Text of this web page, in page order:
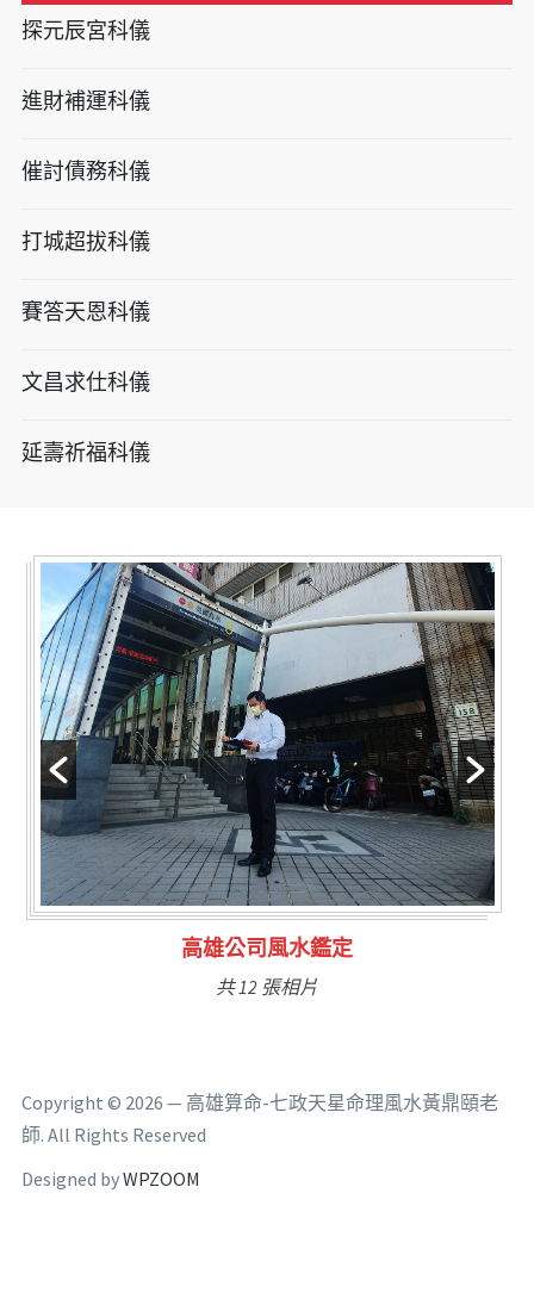
探元辰宮科儀
進財補運科儀
催討債務科儀
打城超拔科儀
賽答天恩科儀
文昌求仕科儀
延壽祈福科儀
林氏福主量子生基造命
Copyright © 2026 — 高雄算命-七政天星命理風水黃鼎頤老
師. All Rights Reserved
Designed byWPZOOM